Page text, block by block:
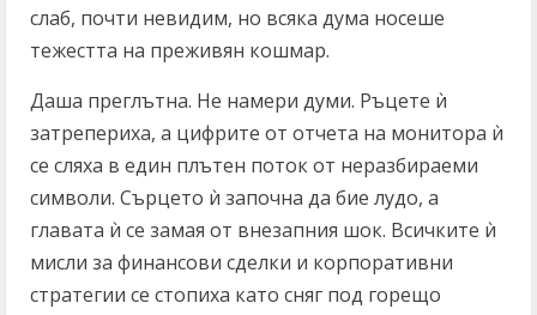
слаб, почти невидим, но всяка дума носеше
тежестта на преживян кошмар.
Даша преглътна. Не намери думи. Ръцете ѝ
затрепериха, а цифрите от отчета на монитора ѝ
се сляха в един плътен поток от неразбираеми
символи. Сърцето ѝ започна да бие лудо, а
главата ѝ се замая от внезапния шок. Всичките ѝ
мисли за финансови сделки и корпоративни
стратегии се стопиха като сняг под горещо